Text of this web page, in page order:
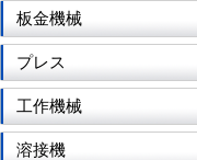
板金機械
プレス
工作機械
溶接機